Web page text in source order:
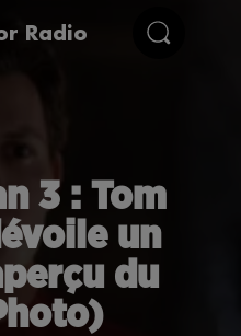
Radio
3 : Tom
un
du